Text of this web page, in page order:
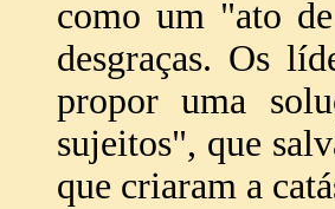
como um "ato
desgraças. Os
propor uma
sujeitos", que
que criaram a